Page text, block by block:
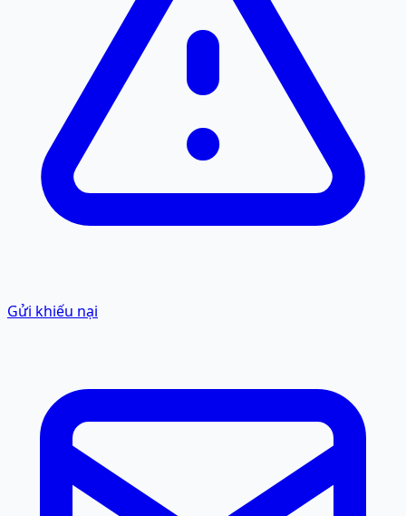
Gửi khiếu nại